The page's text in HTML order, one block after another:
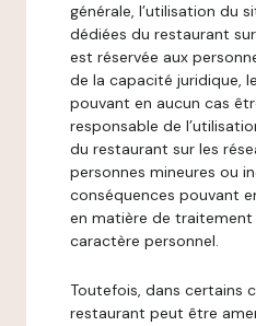
générale, l’utilisation du
dédiées du restaurant
est réservée aux
de la capacité juridique,
pouvant en aucun cas
responsable de
du restaurant sur les
personnes mineures ou
conséquences pouvant
en matière de traitement
caractère personnel.
Toutefois, dans certains
restaurant peut être